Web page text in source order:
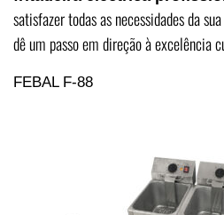
satisfazer todas as necessidades da
dê um passo em direção à excelência
FEBAL F-88